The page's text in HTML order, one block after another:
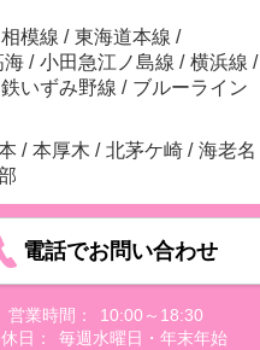
相模線 / 東海道本線 /
海 / 小田急江ノ島線 / 横浜線 /
いずみ野線 / ブルーライン
/ 本厚木 / 北茅ケ崎 / 海老名
電話でお問い合わせ
営業時間：
10:00～18:30
日：
毎週水曜日・年末年始